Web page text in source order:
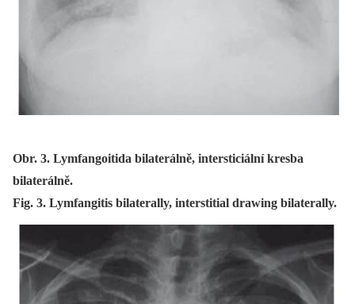
Obr. 3. Lymfangoitida bilaterálně, intersticiální kresba
bilaterálně.
Fig. 3. Lymfangitis bilaterally, interstitial drawing bilaterally.